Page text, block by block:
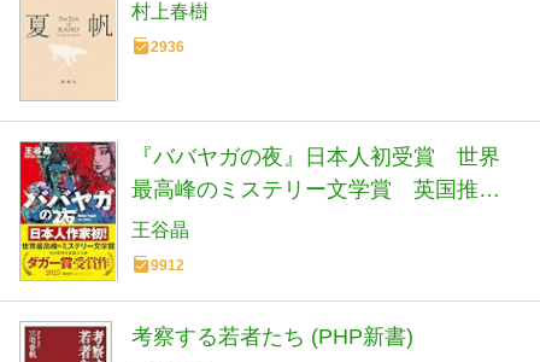
村上春樹
2936
『ババヤガの夜』日本人初受賞 世界
最高峰のミステリー文学賞 英国推理
作家協会賞(ダガー賞） (河出文庫 お 46-
1)
王谷晶
9912
考察する若者たち (PHP新書)